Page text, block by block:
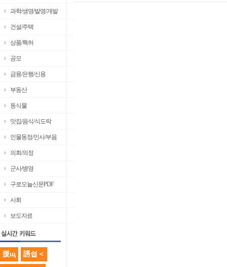
과학/생명/발명/개발
건설/주택
상품/특허
공모
금융/은행/신용
부동산
동식물
맛집/음식/식도락
인물동정/인사/부음
의회/의정
군사/병영
구로오늘신문PDF
사회
보도자료
援щ 誘쇱＜